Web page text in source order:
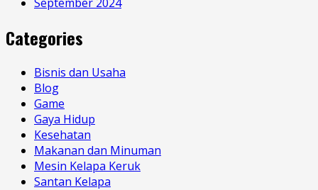
Categories
Bisnis dan Usaha
Blog
Game
Gaya Hidup
Kesehatan
Makanan dan Minuman
Mesin Kelapa Keruk
Santan Kelapa